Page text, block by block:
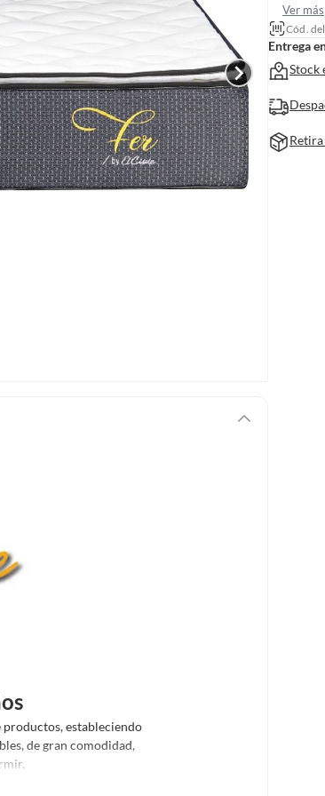
estableciendo
de gran comodidad,
Ver más
Cód.
Entrega
Stock